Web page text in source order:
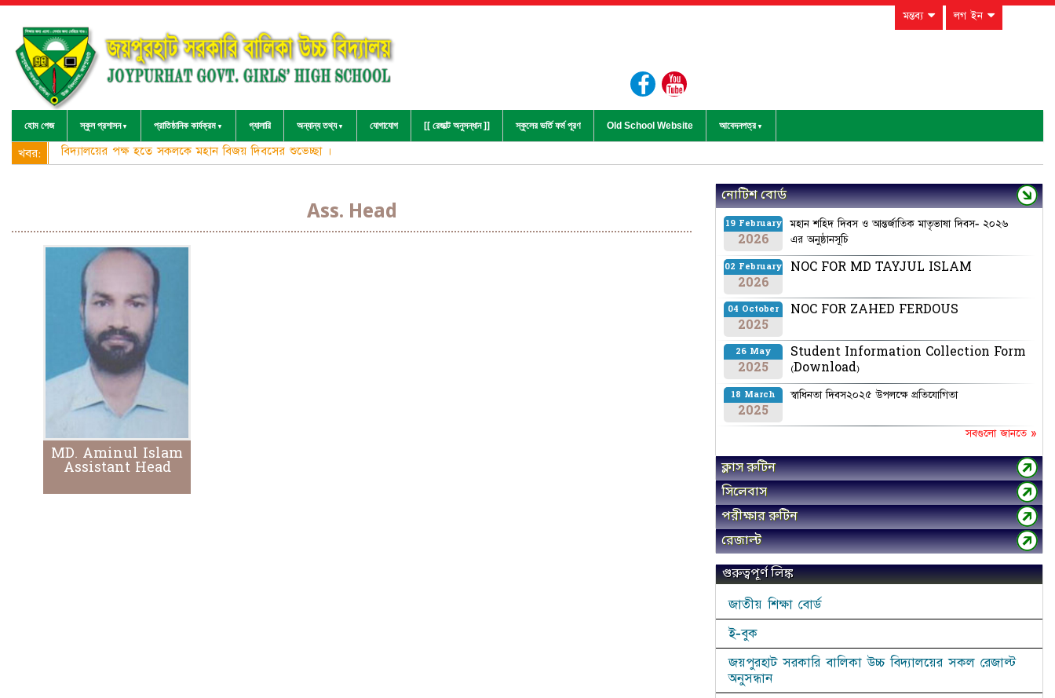
মন্তব্য লগ ইন
হোম পেজ স্কুল প্রশাসন প্রাতিষ্ঠানিক কার্যক্রম গ্যালারি অন্যান্য তথ্য যোগাযোগ [[ রেজাল্ট অনুসন্ধান ]] স্কুলের ভর্তি ফর্ম পূরণ Old School Website আবেদনপত্র
খবর: বিদ্যালয়ের পক্ষ হতে সকলকে মহান বিজয় দিবসের শুভেচ্ছা ।
Ass. Head
MD. Aminul Islam
Assistant Head
নোটিশ বোর্ড
19 February
2026
মহান শহিদ দিবস ও আন্তর্জাতিক মাতৃভাষা দিবস- ২০২৬
এর অনুষ্ঠানসূচি
02 February
2026
NOC FOR MD TAYJUL ISLAM
04 October
2025
NOC FOR ZAHED FERDOUS
26 May
2025
Student Information Collection Form
(Download)
18 March
2025
স্বাধিনতা দিবস২০২৫ উপলক্ষে প্রতিযোগিতা
সবগুলো জানতে »
ক্লাস রুটিন
সিলেবাস
পরীক্ষার রুটিন
রেজাল্ট
গুরুত্বপূর্ণ লিঙ্ক
জাতীয় শিক্ষা বোর্ড
ই-বুক
জয়পুরহাট সরকারি বালিকা উচ্চ বিদ্যালয়ের সকল রেজাল্ট
অনুসন্ধান